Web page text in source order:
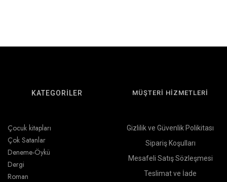
KATEGORİLER
Çocuk kitapları
Çok Satanlar
Deneme-Öykü
Dergi
Roman
MÜŞTERİ HİZMETLERİ
Gizlilik ve Güvenlik Polikitası
Sipariş Koşulları
Mesafeli Satış Sözleşmesi
Teslimat ve İade